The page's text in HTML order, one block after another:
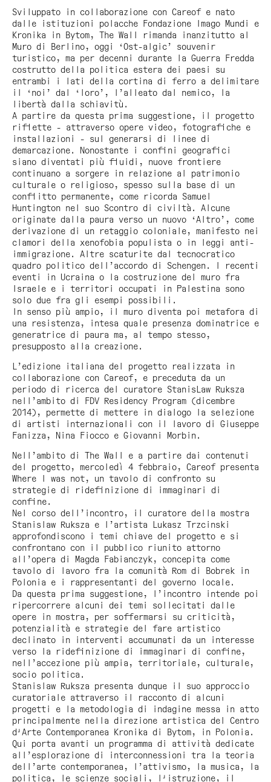
Sviluppato in collaborazione con Careof e nato
dalle istituzioni polacche Fondazione Imago Mundi e
Kronika in Bytom,
The Wall
rimanda inanzitutto al
Muro di Berlino, oggi ‘Ost-algic’ souvenir
turistico, ma per decenni durante la Guerra Fredda
costrutto della politica estera dei paesi su
entrambi i lati della cortina di ferro a delimitare
il ‘noi’ dal ‘loro’, l’alleato dal nemico, la
libertà dalla schiavitù.
A partire da questa prima suggestione, il progetto
riflette - attraverso opere video, fotografiche e
installazioni - sul generarsi di linee di
demarcazione. Nonostante i confini geografici
siano diventati più fluidi, nuove frontiere
continuano a sorgere in relazione al patrimonio
culturale o religioso, spesso sulla base di un
conflitto permanente, come ricorda Samuel
Huntington nel suo Scontro di civiltà. Alcune
originate dalla paura verso un nuovo ‘Altro’, come
derivazione di un retaggio coloniale, manifesto nei
clamori della xenofobia populista o in leggi anti-
immigrazione. Altre scaturite dal tecnocratico
quadro politico dell’accordo di Schengen. I recenti
eventi in Ucraina o la costruzione del muro fra
Israele e i territori occupati in Palestina sono
solo due fra gli esempi possibili.
In senso più ampio, il muro diventa poi metafora di
una resistenza, intesa quale presenza dominatrice e
generatrice di paura ma, al tempo stesso,
presupposto alla creazione.
L’edizione italiana del progetto realizzata in
collaborazione con Careof, e preceduta da un
periodo di ricerca del curatore StanisLaw Ruksza
nell’ambito di FDV Residency Program (dicembre
2014), permette di mettere in dialogo la selezione
di artisti internazionali con il lavoro di Giuseppe
Fanizza, Nina Fiocco e Giovanni Morbin.
Nell’ambito di The Wall
e a partire dai contenuti
del progetto, mercoledì 4 febbraio, Careof presenta
Where I was not , un tavolo di confronto su
strategie di ridefinizione di immaginari di
confine.
Nel corso dell’incontro, il curatore della mostra
Stanislaw Ruksza e l’artista Lukasz Trzcinski
approfondiscono i temi chiave del progetto e si
confrontano con il pubblico riunito attorno
all’opera di Magda Fabianczyk, concepita come
tavolo di lavoro fra la comunità Rom di Bobrek in
Polonia e i rappresentanti del governo locale.
Da questa prima suggestione, l’incontro intende poi
ripercorrere alcuni dei temi sollecitati dalle
opere in mostra, per soffermarsi su criticità,
potenzialità e strategie del fare artistico
declinato in interventi accumunati da un interesse
verso la ridefinizione di immaginari di confine,
nell’accezione più ampia, territoriale, culturale,
socio politica.
Stanislaw Ruksza presenta dunque il suo approccio
curatoriale attraverso il racconto di alcuni
progetti e la metodologia di indagine messa in atto
principalmente nella direzione artistica del Centro
d'Arte Contemporanea Kronika di Bytom, in Polonia.
Qui porta avanti un programma di attività dedicate
all’esplorazione di interconnessioni tra la teoria
dell’arte contemporanea, l’attivismo, la musica, la
politica, le scienze sociali, l'istruzione, il